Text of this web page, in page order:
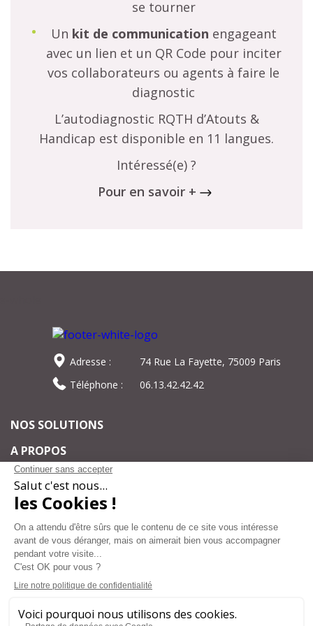
se tourner
Un kit de communication engageant
avec un lien et un QR Code pour inciter
vos collaborateurs ou agents à faire le
diagnostic
L’autodiagnostic RQTH d’Atouts &
Handicap est disponible en 11 langues.
Intéressé(e) ?
Pour en savoir +
Adresse :
74 Rue La Fayette, 75009 Paris
Téléphone :
06.13.42.42.42
NOS SOLUTIONS
A PROPOS
Pour ne rien manquer de notre actualité,
inscrivez-vous à notre newsletter et suivez
Nous suivre sur LinkedIn